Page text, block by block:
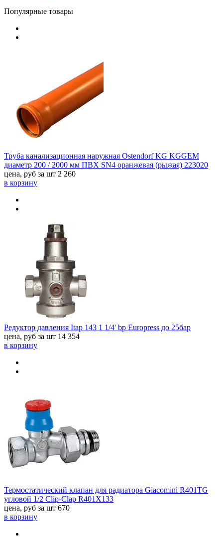
Популярные товары
Труба канализационная наружная Ostendorf KG KGGEM
диаметр 200 / 2000 мм ПВХ SN4 оранжевая (рыжая) 223020
цена, руб за шт 2 260
в корзину
Редуктор давления Itap 143 1 1/4' bp Europress до 25бар
цена, руб за шт 14 354
в корзину
Термостатический клапан для радиатора Giacomini R401TG
угловой 1/2 Clip-Clap R401X133
цена, руб за шт 670
в корзину